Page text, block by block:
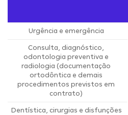
Urgência e emergência
Consulta, diagnóstico,
odontologia preventiva e
radiologia (documentação
ortodôntica e demais
procedimentos previstos em
contrato)
Dentística, cirurgias e disfunções